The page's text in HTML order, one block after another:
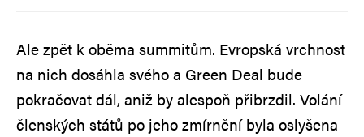
Ale zpět k oběma summitům. Evropská vrchnost
na nich dosáhla svého a Green Deal bude
pokračovat dál, aniž by alespoň přibrzdil. Volání
členských států po jeho zmírnění byla oslyšena